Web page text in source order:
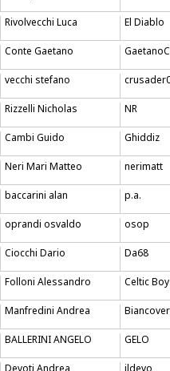
Rivolvecchi Luca El Diablo
Conte Gaetano GaetanoC
vecchi stefano
Rizzelli Nicholas NR
Cambi Guido Ghiddiz
Neri Mari Matteo nerimatt
baccarini alan p.a.
oprandi osvaldo osop
Ciocchi Dario Da68
Folloni Alessandro Celtic
Manfredini Andrea
BALLERINI ANGELO GELO
Devoti Andrea ildevo